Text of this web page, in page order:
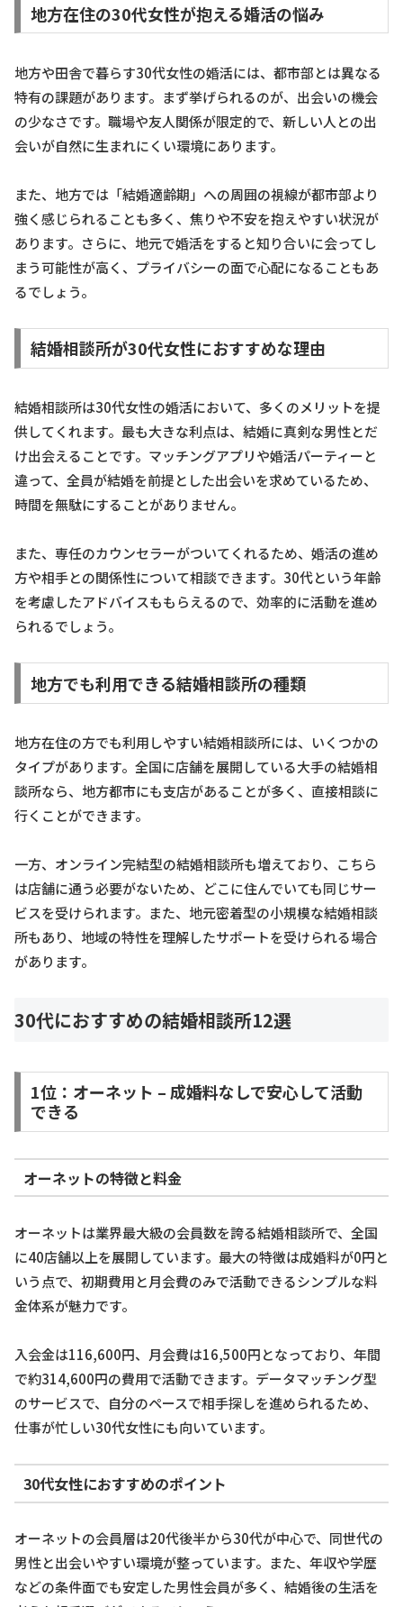
地方在住の30代女性が抱える婚活の悩み
地方や田舎で暮らす30代女性の婚活には、都市部とは異なる
特有の課題があります。まず挙げられるのが、出会いの機会
の少なさです。職場や友人関係が限定的で、新しい人との出
会いが自然に生まれにくい環境にあります。
また、地方では「結婚適齢期」への周囲の視線が都市部より
強く感じられることも多く、焦りや不安を抱えやすい状況が
あります。さらに、地元で婚活をすると知り合いに会ってし
まう可能性が高く、プライバシーの面で心配になることもあ
るでしょう。
結婚相談所が30代女性におすすめな理由
結婚相談所は30代女性の婚活において、多くのメリットを提
供してくれます。最も大きな利点は、結婚に真剣な男性とだ
け出会えることです。マッチングアプリや婚活パーティーと
違って、全員が結婚を前提とした出会いを求めているため、
時間を無駄にすることがありません。
また、専任のカウンセラーがついてくれるため、婚活の進め
方や相手との関係性について相談できます。30代という年齢
を考慮したアドバイスももらえるので、効率的に活動を進め
られるでしょう。
地方でも利用できる結婚相談所の種類
地方在住の方でも利用しやすい結婚相談所には、いくつかの
タイプがあります。全国に店舗を展開している大手の結婚相
談所なら、地方都市にも支店があることが多く、直接相談に
行くことができます。
一方、オンライン完結型の結婚相談所も増えており、こちら
は店舗に通う必要がないため、どこに住んでいても同じサー
ビスを受けられます。また、地元密着型の小規模な結婚相談
所もあり、地域の特性を理解したサポートを受けられる場合
があります。
30代におすすめの結婚相談所12選
1位：オーネット – 成婚料なしで安心して活動
できる
オーネットの特徴と料金
オーネットは業界最大級の会員数を誇る結婚相談所で、全国
に40店舗以上を展開しています。最大の特徴は成婚料が0円と
いう点で、初期費用と月会費のみで活動できるシンプルな料
金体系が魅力です。
入会金は116,600円、月会費は16,500円となっており、年間
で約314,600円の費用で活動できます。データマッチング型
のサービスで、自分のペースで相手探しを進められるため、
仕事が忙しい30代女性にも向いています。
30代女性におすすめのポイント
オーネットの会員層は20代後半から30代が中心で、同世代の
男性と出会いやすい環境が整っています。また、年収や学歴
などの条件面でも安定した男性会員が多く、結婚後の生活を